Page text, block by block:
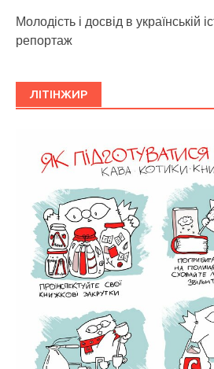
Молодість і досвід в українській
репортаж
ЛІТІНЖИР